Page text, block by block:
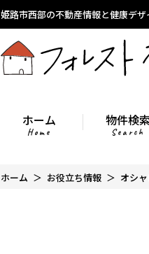
姫路市西部の不動産情報と健康デ
ホーム
Home
物件検索
Search
ホーム お役立ち情報 オシ